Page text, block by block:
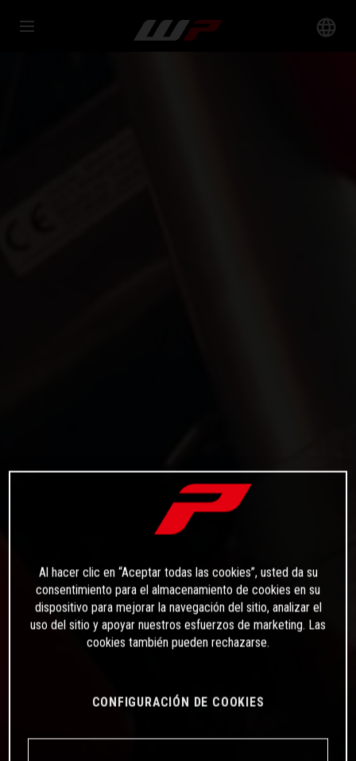
Al hacer clic en “Aceptar todas las cookies”, usted da su
consentimiento para el almacenamiento de cookies en su
dispositivo para mejorar la navegación del sitio, analizar el
uso del sitio y apoyar nuestros esfuerzos de marketing. Las
cookies también pueden rechazarse.
CONFIGURACIÓN DE COOKIES